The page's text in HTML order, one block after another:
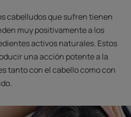
cabelludos que sufren tienen
muy positivamente a los
activos naturales. Estos
una acción potente a la
tanto con el cabello como con